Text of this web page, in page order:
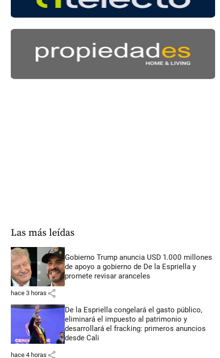
Las más leídas
Gobierno Trump anuncia USD 1.000 millones
de apoyo a gobierno de De la Espriella y
promete revisar aranceles
hace 3 horas share
De la Espriella congelará el gasto público,
eliminará el impuesto al patrimonio y
desarrollará el fracking: primeros anuncios
desde Cali
hace 4 horas share